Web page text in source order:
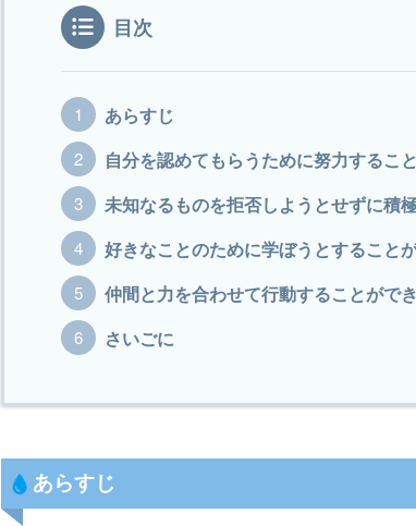
目次
あらすじ
自分を認めてもらうために努力するこ
未知なるものを拒否しようとせずに積
好きなことのために学ぼうとすることが
仲間と力を合わせて行動することができ
さいごに
あらすじ